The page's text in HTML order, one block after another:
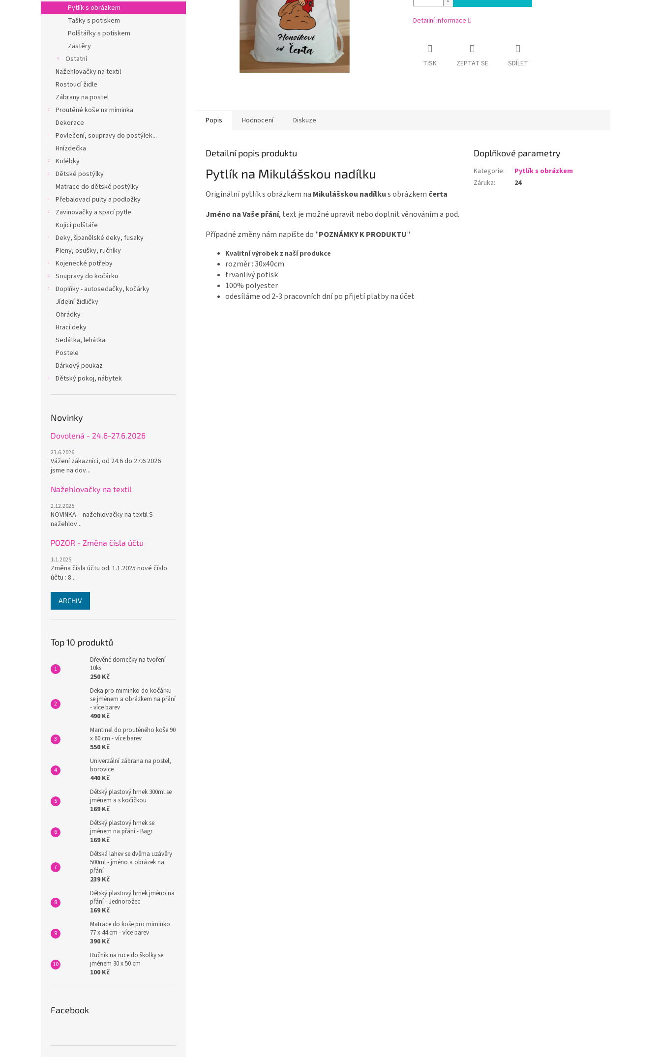
n
e
Pytlík s obrázkem
Tašky s potiskem
Polštářky s potiskem
Zástěry
Ostatní
Nažehlovačky na textil
Rostoucí židle
Zábrany na postel
Proutěné koše na miminka
Dekorace
Povlečení, soupravy do postýlek...
Hnízdečka
Kolébky
Dětské postýlky
Matrace do dětské postýlky
Přebalovací pulty a podložky
Zavinovačky a spací pytle
Kojící polštáře
Deky, španělské deky, fusaky
Pleny, osušky, ručníky
Kojenecké potřeby
Soupravy do kočárku
Doplňky - autosedačky, kočárky
Jídelní židličky
Ohrádky
Hrací deky
Sedátka, lehátka
Postele
Dárkový poukaz
Dětský pokoj, nábytek
Novinky
Dovolená - 24.6-27.6.2026
23.6.2026
Vážení zákazníci, od 24.6 do 27.6 2026
jsme na dov...
Nažehlovačky na textil
2.12.2025
NOVINKA - nažehlovačky na textil S
nažehlov...
POZOR - Změna čísla účtu
1.1.2025
Změna čísla účtu od. 1.1.2025 nové číslo
účtu : 8...
ARCHIV
Top 10 produktů
Dřevěné domečky na tvoření
10ks
250 Kč
Deka pro miminko do kočárku
se jménem a obrázkem na přání
- více barev
490 Kč
Mantinel do proutěného koše 90
x 60 cm - více barev
550 Kč
Univerzální zábrana na postel,
borovice
440 Kč
Dětský plastový hrnek 300ml se
jménem a s kočičkou
169 Kč
Dětský plastový hrnek se
jménem na přání - Bagr
169 Kč
Dětská lahev se dvěma uzávěry
500ml - jméno a obrázek na
přání
239 Kč
Dětský plastový hrnek jméno na
přání - Jednorožec
169 Kč
Matrace do koše pro miminko
77 x 44 cm - více barev
390 Kč
Ručník na ruce do školky se
jménem 30 x 50 cm
100 Kč
Facebook
Detailní informace
TISK ZEPTAT SE SDÍLET
Popis Hodnocení Diskuze
Detailní popis produktu
Pytlík na Mikulášskou nadílku
Originální pytlík s obrázkem na Mikulášskou nadílkus obrázkem čerta
Jméno na Vaše přání, text je možné upravit nebo doplnit věnováním a pod.
Případné změny nám napište do "POZNÁMKY K PRODUKTU"
Kvalitní výrobek z naší produkce
rozměr : 30x40cm
trvanlivý potisk
100% polyester
odesíláme od 2-3 pracovních dní po přijetí platby na účet
Doplňkové parametry
Kategorie:
Pytlík s obrázkem
Záruka: 24